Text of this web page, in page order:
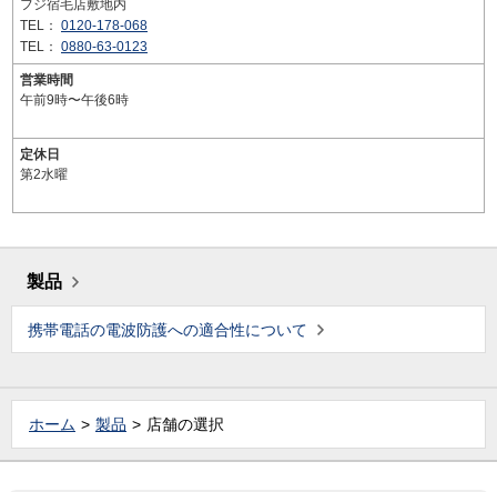
フジ宿毛店敷地内
TEL： 0120-178-068
TEL： 0880-63-0123
営業時間
午前9時〜午後6時
定休日
第2水曜
製品
携帯電話の電波防護への適合性について
ホーム 製品 店舗の選択